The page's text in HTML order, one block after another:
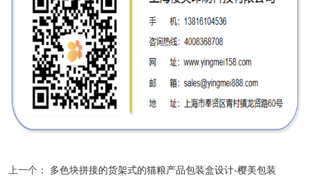
上一个： 多色块拼接的货架式的猫粮产品包装盒设计-樱美包装